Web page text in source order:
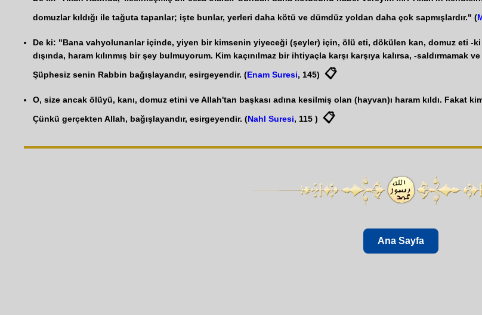
domuzlar kıldığı ile tağuta tapanlar; işte bunlar, yerleri daha kötü ve dümdüz yoldan daha çok sapmışlardır." (
De ki: "Bana vahyolunanlar içinde, yiyen bir kimsenin yiyeceği (şeyler) için, ölü eti, dökülen kan, domuz eti -ki
dışında, haram kılınmış bir şey bulmuyorum. Kim kaçınılmaz bir ihtiyaçla karşı karşıya kalırsa, -
Şüphesiz senin Rabbin bağışlayandır, esirgeyendir. (Enam Suresi, 145) 📋
O, size ancak ölüyü, kanı, domuz etini ve Allah'tan başkası adına kesilmiş olan (hayvan)ı haram kıldı. Fakat
Çünkü gerçekten Allah, bağışlayandır, esirgeyendir. (Nahl Suresi, 115 ) 📋
Ana Sayfa